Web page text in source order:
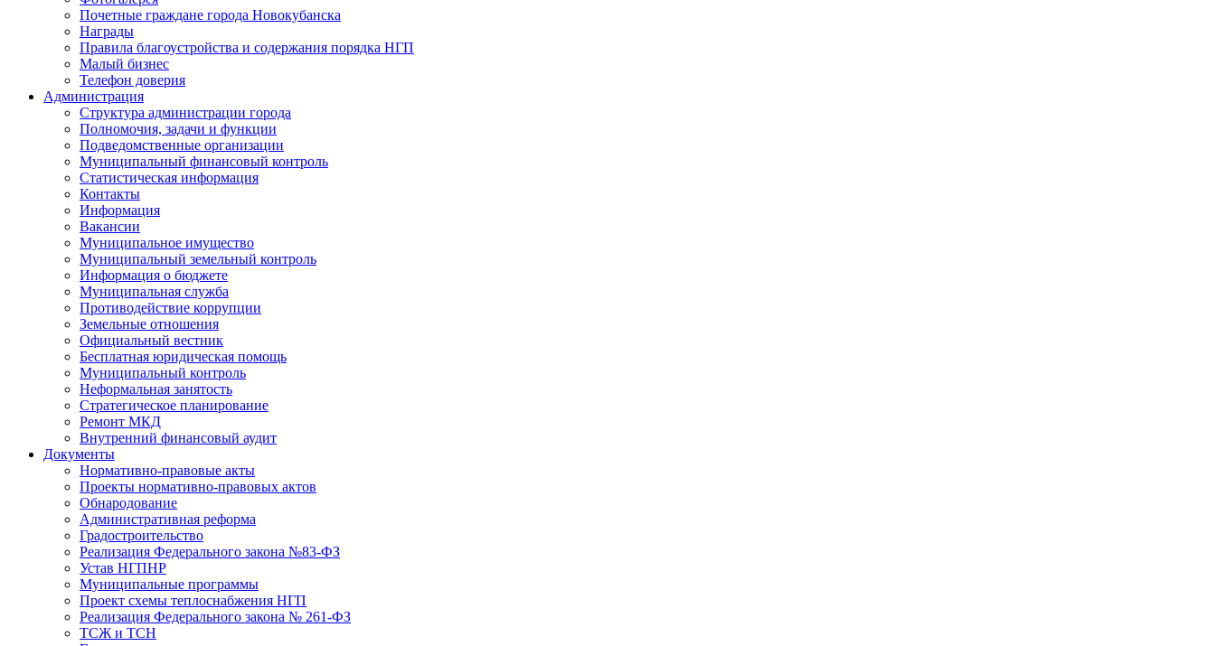
Почетные граждане города Новокубанска
Награды
Правила благоустройства и содержания порядка НГП
Малый бизнес
Телефон доверия
Администрация
Структура администрации города
Полномочия, задачи и функции
Подведомственные организации
Муниципальный финансовый контроль
Статистическая информация
Контакты
Информация
Вакансии
Муниципальное имущество
Муниципальный земельный контроль
Информация о бюджете
Муниципальная служба
Противодействие коррупции
Земельные отношения
Официальный вестник
Бесплатная юридическая помощь
Муниципальный контроль
Неформальная занятость
Стратегическое планирование
Ремонт МКД
Внутренний финансовый аудит
Документы
Нормативно-правовые акты
Проекты нормативно-правовых актов
Обнародование
Административная реформа
Градостроительство
Реализация Федерального закона №83-ФЗ
Устав НГПНР
Муниципальные программы
Проект схемы теплоснабжения НГП
Реализация Федерального закона № 261-ФЗ
ТСЖ и ТСН